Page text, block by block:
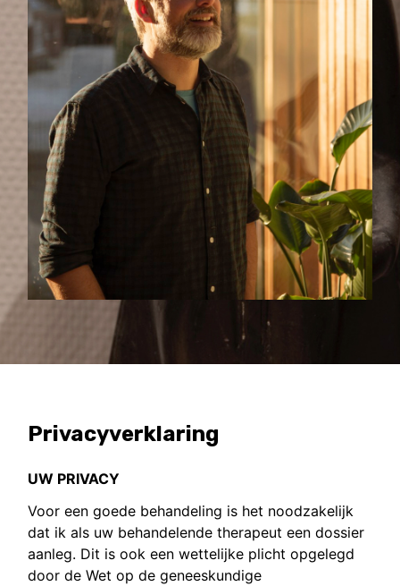
Privacyverklaring
UW PRIVACY
Voor een goede behandeling is het noodzakelijk
dat ik als uw behandelende therapeut een dossier
aanleg. Dit is ook een wettelijke plicht opgelegd
door de Wet op de geneeskundige